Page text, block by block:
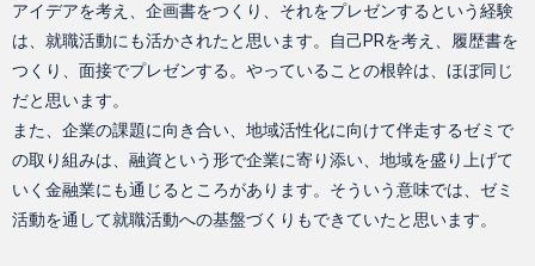
アイデアを考え、企画書をつくり、それをプレゼンするという経験
は、就職活動にも活かされたと思います。自己PRを考え、履歴書を
つくり、面接でプレゼンする。やっていることの根幹は、ほぼ同じ
だと思います。
また、企業の課題に向き合い、地域活性化に向けて伴走するゼミで
の取り組みは、融資という形で企業に寄り添い、地域を盛り上げて
いく金融業にも通じるところがあります。そういう意味では、ゼミ
活動を通して就職活動への基盤づくりもできていたと思います。